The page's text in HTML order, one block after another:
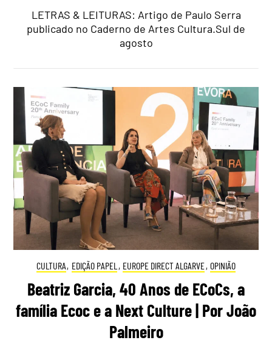
LETRAS & LEITURAS: Artigo de Paulo Serra
publicado no Caderno de Artes Cultura.Sul de
agosto
CULTURA, EDIÇÃO PAPEL , EUROPE DIRECT ALGARVE, OPINIÃO
Beatriz Garcia, 40 Anos de ECoCs, a
família Ecoc e a Next Culture | Por João
Palmeiro